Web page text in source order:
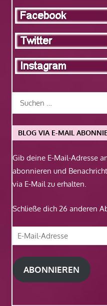
BLOG VIA E-MAIL
Gib deine E-Mail-Adresse
abonnieren und
via E-Mail zu erhalten.
Schließe dich 26 anderen
E-
Mail-
Adresse
ABONNIEREN